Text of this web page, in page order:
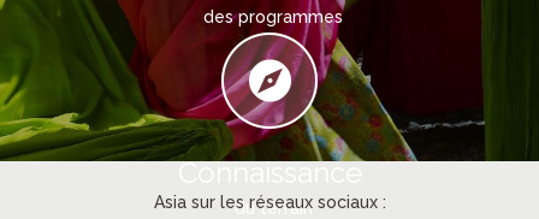
des programmes
Connaissance
du terrain
Asia sur les réseaux sociaux :